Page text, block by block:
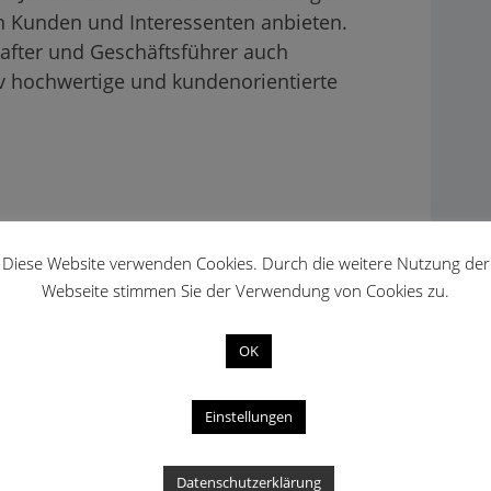
und Interessenten anbieten.
und Geschäftsführer auch
und kundenorientierte
Diese Website verwenden Cookies. Durch die weitere Nutzung der
Webseite stimmen Sie der Verwendung von Cookies zu.
OK
Einstellungen
Datenschutzerklärung